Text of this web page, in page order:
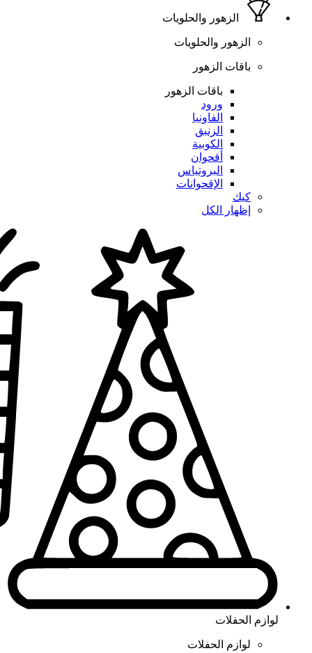
الزهور والحلويات
الزهور والحلويات
باقات الزهور
باقات الزهور
ورود
الفاونيا
الزنبق
الكوبية
أقحوان
البروتياس
الإقحوانات
كيك
إظهار الكل
لوازم الحفلات
لوازم الحفلات